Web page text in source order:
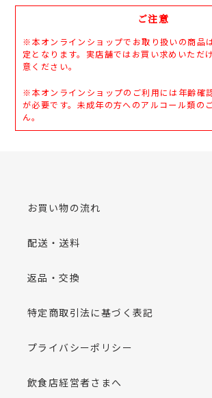
ご注意
※本オンラインショップでお取り扱いの商品
定となります。実店舗ではお買い求めいただ
意ください。
※本オンラインショップのご利用には年齢確
が必要です。未成年の方へのアルコール類の
ん。
お買い物の流れ
配送・送料
返品・交換
特定商取引法に基づく表記
プライバシーポリシー
飲食店経営者さまへ